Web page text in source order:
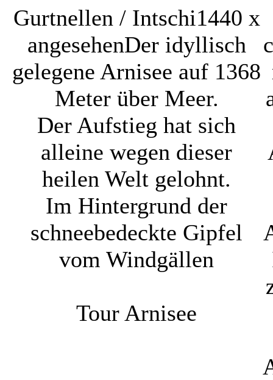
Gurtnellen / Intschi1440 x
angesehenDer idyllisch
gelegene Arnisee auf 1368
Meter über Meer.
Der Aufstieg hat sich
alleine wegen dieser
heilen Welt gelohnt.
Im Hintergrund der
schneebedeckte Gipfel
vom Windgällen
Tour Arnisee